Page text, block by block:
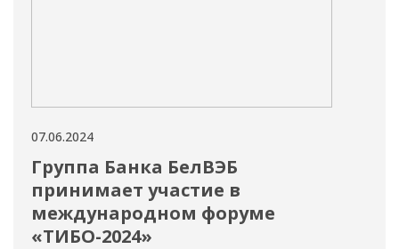
07.06.2024
Группа Банка БелВЭБ
принимает участие в
международном форуме
«ТИБО-2024»